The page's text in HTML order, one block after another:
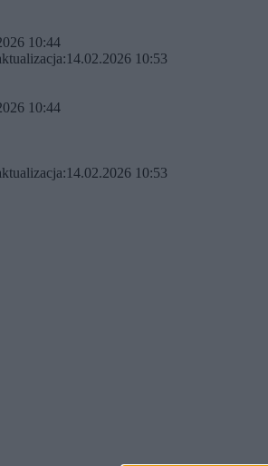
10:44
14.02.2026 10:53
10:44
14.02.2026 10:53